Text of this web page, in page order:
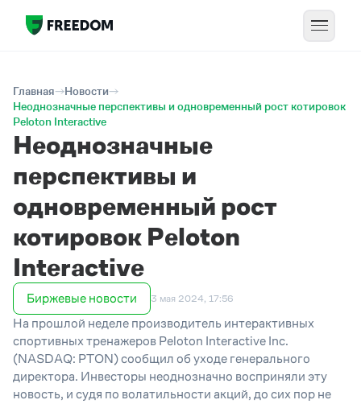
Главная
Новости
Неоднозначные перспективы и одновременный рост котировок
Peloton Interactive
Неоднозначные
перспективы и
одновременный рост
котировок Peloton
Interactive
Биржевые новости 3 мая 2024, 17:56
На прошлой неделе производитель интерактивных
спортивных тренажеров Peloton Interactive Inc.
(NASDAQ: PTON) сообщил об уходе генерального
директора. Инвесторы неоднозначно восприняли эту
новость, и судя по волатильности акций, до сих пор не